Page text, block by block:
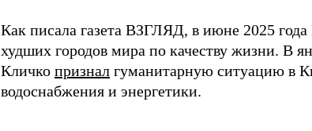
Как писала газета ВЗГЛЯД, в июне 2025 года
худших городов мира по качеству жизни. В
Кличко признал гуманитарную ситуацию в
водоснабжения и энергетики.